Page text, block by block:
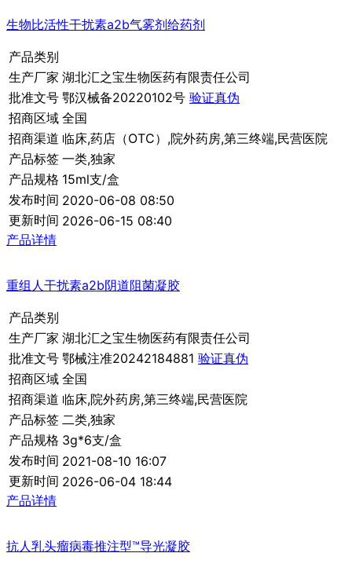
生物比活性干扰素a2b气雾剂给药剂
产品类别
生产厂家 湖北汇之宝生物医药有限责任公司
批准文号 鄂汉械备20220102号 验证真伪
招商区域 全国
招商渠道 临床,药店（OTC）,院外药房,第三终端,民营医院
产品标签 一类,独家
产品规格 15ml支/盒
发布时间 2020-06-08 08:50
更新时间 2026-06-15 08:40
产品详情
重组人干扰素a2b阴道阻菌凝胶
产品类别
生产厂家 湖北汇之宝生物医药有限责任公司
批准文号 鄂械注准20242184881 验证真伪
招商区域 全国
招商渠道 临床,院外药房,第三终端,民营医院
产品标签 二类,独家
产品规格 3g*6支/盒
发布时间 2021-08-10 16:07
更新时间 2026-06-04 18:44
产品详情
抗人乳头瘤病毒推注型™导光凝胶